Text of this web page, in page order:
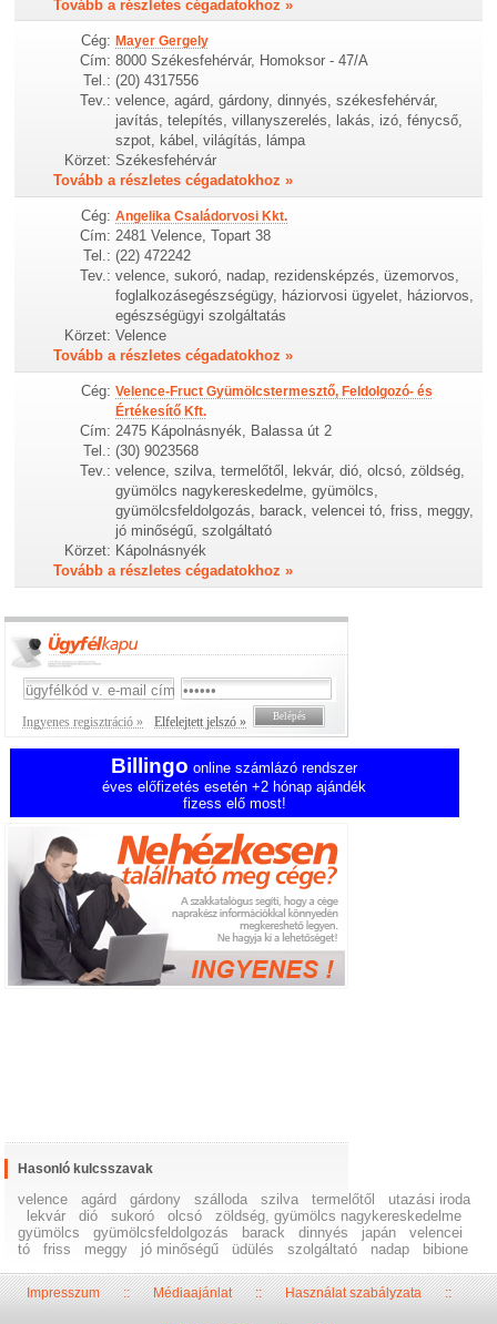
Tovább a részletes cégadatokhoz »
Cég: Mayer Gergely
Cím: 8000 Székesfehérvár, Homoksor - 47/A
Tel.: (20) 4317556
Tev.: velence, agárd, gárdony, dinnyés, székesfehérvár,
javítás, telepítés, villanyszerelés, lakás, izó, fénycső,
szpot, kábel, világítás, lámpa
Körzet: Székesfehérvár
Tovább a részletes cégadatokhoz »
Cég: Angelika Családorvosi Kkt.
Cím: 2481 Velence, Topart 38
Tel.: (22) 472242
Tev.: velence, sukoró, nadap, rezidensképzés, üzemorvos,
foglalkozásegészségügy, háziorvosi ügyelet, háziorvos,
egészségügyi szolgáltatás
Körzet: Velence
Tovább a részletes cégadatokhoz »
Cég: Velence-Fruct Gyümölcstermesztő, Feldolgozó- és
Értékesítő Kft.
Cím: 2475 Kápolnásnyék, Balassa út 2
Tel.: (30) 9023568
Tev.: velence, szilva, termelőtől, lekvár, dió, olcsó, zöldség,
gyümölcs nagykereskedelme, gyümölcs,
gyümölcsfeldolgozás, barack, velencei tó, friss, meggy,
jó minőségű, szolgáltató
Körzet: Kápolnásnyék
Tovább a részletes cégadatokhoz »
Ingyenes regisztráció » Elfelejtett jelszó »
Billingo online számlázó rendszer
éves előfizetés esetén +2 hónap ajándék
fizess elő most!
Hasonló kulcsszavak
velence agárd gárdony szálloda szilva termelőtől
utazási iroda
lekvár
dió sukoró olcsó
zöldség, gyümölcs nagykereskedelme
gyümölcs
gyümölcsfeldolgozás barack dinnyés japán
velencei
tó
friss meggy jó minőségű üdülés szolgáltató nadap bibione
Impresszum::Médiaajánlat::Használat szabályzata::